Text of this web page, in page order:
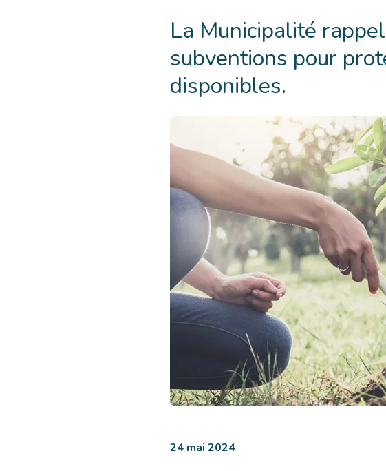
La Municipalité
subventions pour
disponibles.
environnementales
24 mai 2024